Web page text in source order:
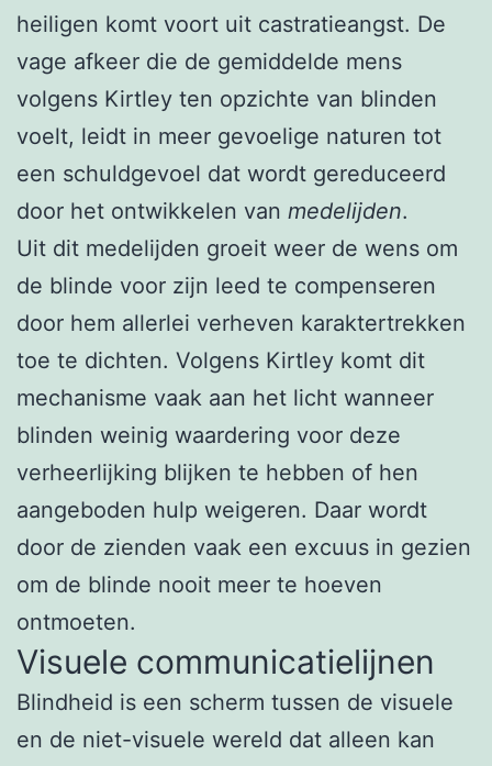
heiligen komt voort uit castratieangst. De
vage afkeer die de gemiddelde mens
volgens Kirtley ten opzichte van blinden
voelt, leidt in meer gevoelige naturen tot
een schuldgevoel dat wordt gereduceerd
door het ontwikkelen van medelijden.
Uit dit medelijden groeit weer de wens om
de blinde voor zijn leed te compenseren
door hem allerlei verheven karaktertrekken
toe te dichten. Volgens Kirtley komt dit
mechanisme vaak aan het licht wanneer
blinden weinig waardering voor deze
verheerlijking blijken te hebben of hen
aangeboden hulp weigeren. Daar wordt
door de zienden vaak een excuus in gezien
om de blinde nooit meer te hoeven
ontmoeten.
Visuele communicatielijnen
Blindheid is een scherm tussen de visuele
en de niet-visuele wereld dat alleen kan